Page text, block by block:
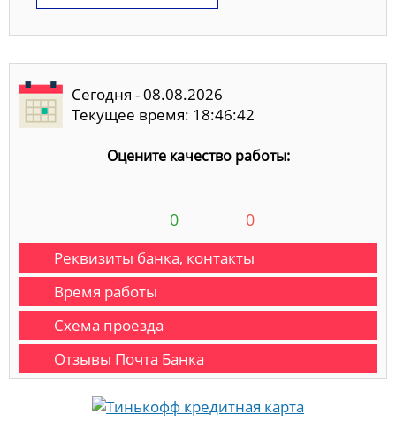
Сегодня - 08.08.2026
Текущее время: 18:46:43
Оцените качество работы:
0 0
Реквизиты банка, контакты
Время работы
Схема проезда
Отзывы Почта Банка